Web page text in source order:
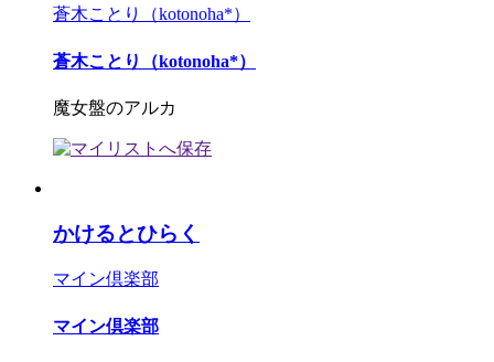
蒼木ことり（kotonoha*）
蒼木ことり（kotonoha*）
魔女盤のアルカ
かけるとひらく
マイン倶楽部
マイン倶楽部